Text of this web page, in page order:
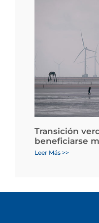
Transición
beneficiarse
Leer Más >>